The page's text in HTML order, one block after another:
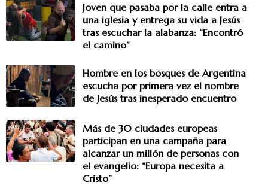
Joven que pasaba por la calle entra a
una iglesia y entrega su vida a Jesús
tras escuchar la alabanza: “Encontró
el camino”
Hombre en los bosques de Argentina
escucha por primera vez el nombre
de Jesús tras inesperado encuentro
Más de 30 ciudades europeas
participan en una campaña para
alcanzar un millón de personas con
el evangelio: “Europa necesita a
Cristo”